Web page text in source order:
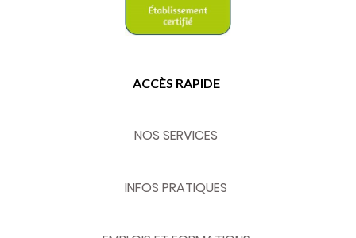
ACCÈS RAPIDE
NOS SERVICES
INFOS PRATIQUES